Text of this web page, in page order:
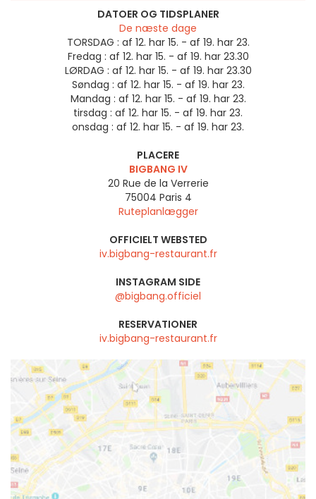
DATOER OG TIDSPLANER
De næste dage
TORSDAG : af 12. har 15. - af 19. har 23.
Fredag : af 12. har 15. - af 19. har 23.30
LØRDAG : af 12. har 15. - af 19. har 23.30
Søndag : af 12. har 15. - af 19. har 23.
Mandag : af 12. har 15. - af 19. har 23.
tirsdag : af 12. har 15. - af 19. har 23.
onsdag : af 12. har 15. - af 19. har 23.
PLACERE
BIGBANG IV
20 Rue de la Verrerie
75004 Paris 4
Ruteplanlægger
OFFICIELT WEBSTED
iv.bigbang-restaurant.fr
INSTAGRAM SIDE
@bigbang.officiel
RESERVATIONER
iv.bigbang-restaurant.fr